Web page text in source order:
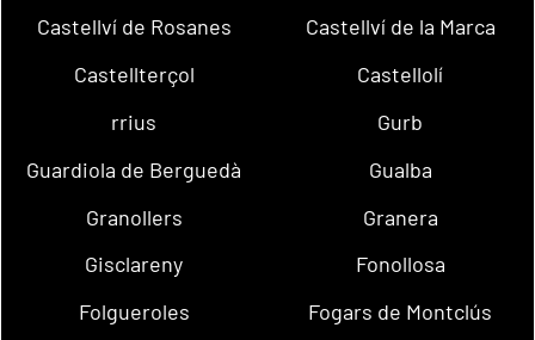
Castellví de Rosanes
Castellví de la Marca
Castellterçol
Castellolí
rrius
Gurb
Guardiola de Berguedà
Gualba
Granollers
Granera
Gisclareny
Fonollosa
Folgueroles
Fogars de Montclús